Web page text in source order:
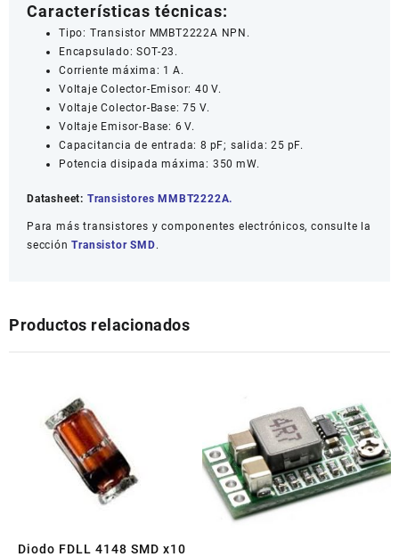
Características técnicas:
Tipo: Transistor MMBT2222A NPN.
Encapsulado: SOT-23.
Corriente máxima: 1 A.
Voltaje Colector-Emisor: 40 V.
Voltaje Colector-Base: 75 V.
Voltaje Emisor-Base: 6 V.
Capacitancia de entrada: 8 pF; salida: 25 pF.
Potencia disipada máxima: 350 mW.
Datasheet: Transistores MMBT2222A.
Para más transistores y componentes electrónicos, consulte la
secciónTransistor SMD.
Productos relacionados
Diodo FDLL 4148 SMD x10